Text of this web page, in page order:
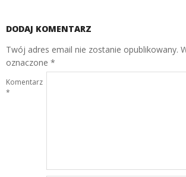
DODAJ KOMENTARZ
Twój adres email nie zostanie opublikowany.
oznaczone *
Komentarz
*